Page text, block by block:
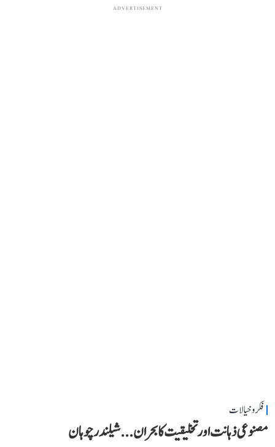
ADVERTISEMENT
فکر و خیالات
مصنوعی ذہانت اور تخلیقیت کا بحران... شیلندر چوہان